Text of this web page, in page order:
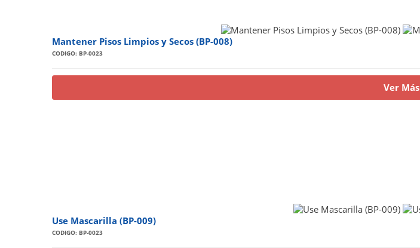
Mantener Pisos Limpios y Secos (BP-008)
CODIGO: BP-0023
Ver Más
Use Mascarilla (BP-009)
CODIGO: BP-0023